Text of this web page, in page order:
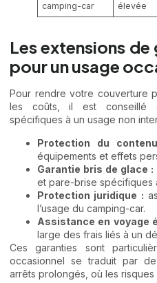
camping-car
élevée
Les extensions
pour un usage
Pour rendre votre couverture
les coûts, il est conseillé
spécifiques à un usage non
Protection du
équipements et effets
Garantie bris de glace :
et pare-brise spécifiques
Protection juridique :
l’usage du camping-car.
Assistance en voyage
large des frais liés à un
Ces garanties sont
occasionnel se traduit par
arrêts prolongés, où les risques